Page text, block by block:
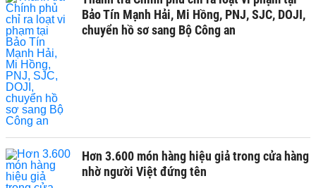
Bảo Tín Mạnh Hải, Mi Hồng, PNJ, SJC, DOJI,
chuyển hồ sơ sang Bộ Công an
Hơn 3.600 món hàng hiệu giả trong cửa hàng
nhờ người Việt đứng tên